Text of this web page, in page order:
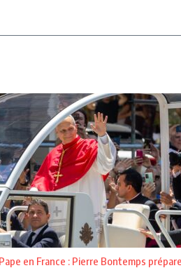
en France : Pierre Bontemps